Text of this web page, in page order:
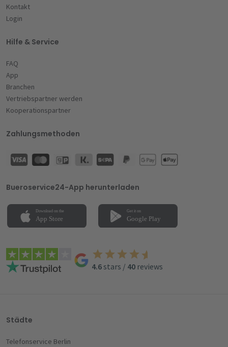
Kontakt
Login
Hilfe & Service
FAQ
App
Branchen
Vertriebspartner werden
Kooperationspartner
Zahlungsmethoden
Bueroservice24-App herunterladen
4.6stars / 40 reviews
Städte
Telefonservice Berlin